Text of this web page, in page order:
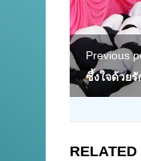
Previous
ซึ้งใจด้วย
RELATED